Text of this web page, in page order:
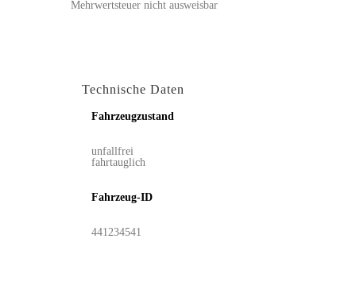
Mehrwertsteuer nicht ausweisbar
Technische Daten
Fahrzeugzustand
unfallfrei
fahrtauglich
Fahrzeug-ID
441234541